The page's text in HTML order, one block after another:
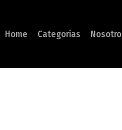
Home Categorias